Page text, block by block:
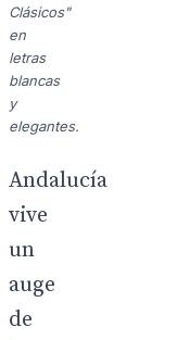
Clásicos"
en
letras
blancas
y
elegantes.
Andalucía
vive
un
auge
de